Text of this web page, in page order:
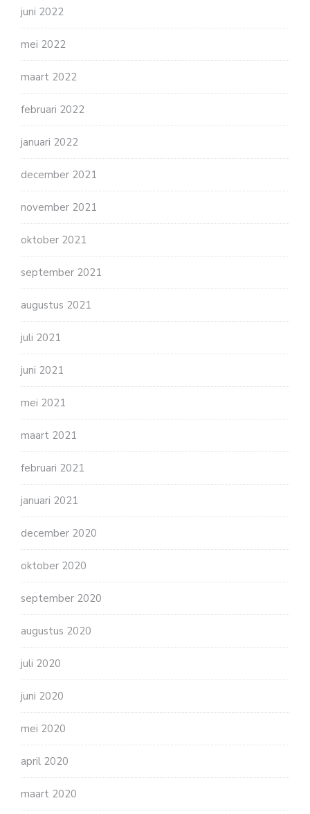
juni 2022
mei 2022
maart 2022
februari 2022
januari 2022
december 2021
november 2021
oktober 2021
september 2021
augustus 2021
juli 2021
juni 2021
mei 2021
maart 2021
februari 2021
januari 2021
december 2020
oktober 2020
september 2020
augustus 2020
juli 2020
juni 2020
mei 2020
april 2020
maart 2020